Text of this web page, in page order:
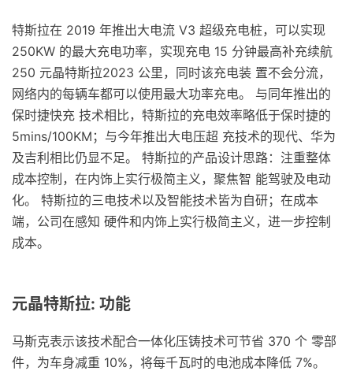
特斯拉在 2019 年推出大电流 V3 超级充电桩，可以实现
250KW 的最大充电功率，实现充电 15 分钟最高补充续航
250 元晶特斯拉2023 公里，同时该充电装 置不会分流，
网络内的每辆车都可以使用最大功率充电。 与同年推出的
保时捷快充 技术相比，特斯拉的充电效率略低于保时捷的
5mins/100KM；与今年推出大电压超 充技术的现代、华为
及吉利相比仍显不足。 特斯拉的产品设计思路：注重整体
成本控制，在内饰上实行极简主义，聚焦智 能驾驶及电动
化。 特斯拉的三电技术以及智能技术皆为自研；在成本
端，公司在感知 硬件和内饰上实行极简主义，进一步控制
成本。
元晶特斯拉: 功能
马斯克表示该技术配合一体化压铸技术可节省 370 个 零部
件，为车身减重 10%，将每千瓦时的电池成本降低 7%。